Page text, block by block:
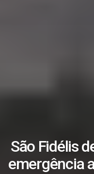
São Fidélis
emergência